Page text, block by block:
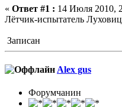
« Ответ #1 : 14 Июля 2010,
Лётчик-испытатель
Записан
Alex gus
Форумчанин